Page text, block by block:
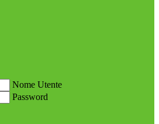
Nome Utente
Password